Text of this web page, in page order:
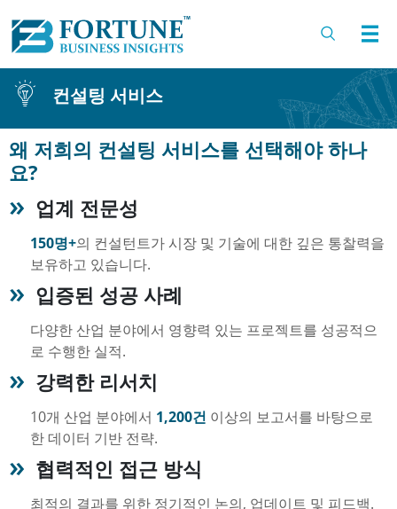
컨설팅 서비스
왜 저희의 컨설팅 서비스를 선택해야 하나
요?
업계 전문성
150명+의 컨설턴트가 시장 및 기술에 대한 깊은 통찰력을
보유하고 있습니다.
입증된 성공 사례
다양한 산업 분야에서 영향력 있는 프로젝트를 성공적으
로 수행한 실적.
강력한 리서치
10개 산업 분야에서 1,200건 이상의 보고서를 바탕으로
한 데이터 기반 전략.
협력적인 접근 방식
최적의 결과를 위한 정기적인 논의, 업데이트 및 피드백.